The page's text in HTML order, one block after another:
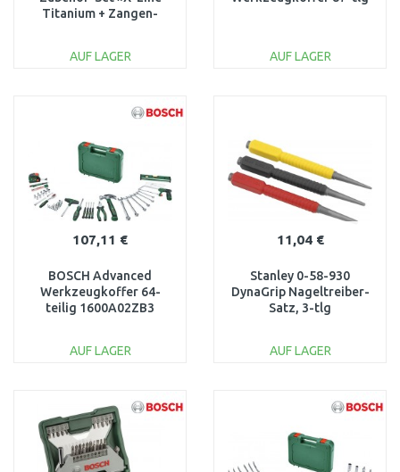
Titanium + Zangen-
AUF LAGER
AUF LAGER
107,11 €
BOSCH Advanced
Werkzeugkoffer 64-
teilig 1600A02ZB3
AUF LAGER
Vergleichen
11,04 €
Stanley 0-58-930
DynaGrip Nageltreiber-
Satz, 3-tlg
AUF LAGER